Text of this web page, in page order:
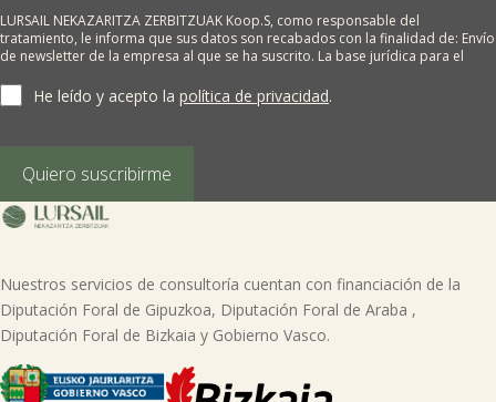
LURSAIL NEKAZARITZA ZERBITZUAK Koop.S, como responsable del
tratamiento, le informa que sus datos son recabados con la finalidad de: Envío
de newsletter de la empresa al que se ha suscrito. La base jurídica para el
terceros salvo obligación legal. Cualquier persona tiene derecho a solicitar el
acceso, rectificación, supresión, limitación del tratamiento, oposición o
lursail@lursailkoop.eus. Puede obtener información adicional en nuestra
página web.
He leído y acepto la política de privacidad.
Quiero suscribirme
Nuestros servicios de consultoría cuentan con financiación de la
Diputación Foral de Gipuzkoa, Diputación Foral de Araba ,
Diputación Foral de Bizkaia y Gobierno Vasco.